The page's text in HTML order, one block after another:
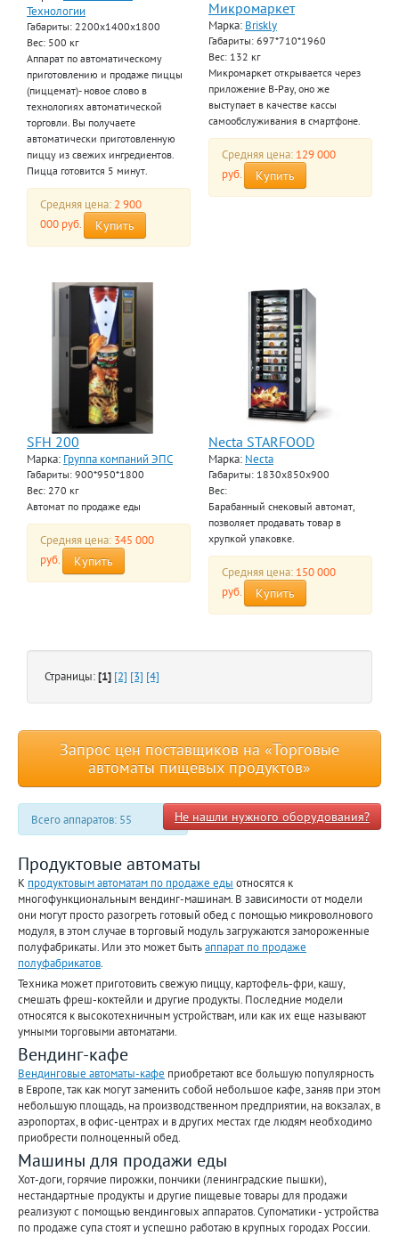
Технологии
Габариты: 2200х1400х1800
Вес: 500 кг
Аппарат по автоматическому
приготовлению и продаже пиццы
(пиццемат)- новое слово в
технологиях автоматической
торговли. Вы получаете
автоматически приготовленную
пиццу из свежих ингредиентов.
Пицца готовится 5 минут.
Средняя цена: 2 900
000 руб.
Купить
Микромаркет
Марка: Briskly
Габариты: 697*710*1960
Вес: 132 кг
Микромаркет открывается через
приложение B-Pay, оно же
выступает в качестве кассы
самообслуживания в смартфоне.
Средняя цена: 129 000
руб.
Купить
SFH 200
Марка: Группа компаний ЭПС
Габариты: 900*950*1800
Вес: 270 кг
Автомат по продаже еды
Средняя цена: 345 000
руб.
Купить
Necta STARFOOD
Марка: Necta
Габариты: 1830х850х900
Вес:
Барабанный снековый автомат,
позволяет продавать товар в
хрупкой упаковке.
Средняя цена: 150 000
руб.
Купить
Страницы:[1] [2] [3] [4]
Запрос цен поставщиков на «Торговые
автоматы пищевых продуктов»
Не нашли нужного оборудования?
Всего аппаратов: 55
Продуктовые автоматы
К продуктовым автоматам по продаже еды относятся к
многофункциональным вендинг-машинам. В зависимости от модели
они могут просто разогреть готовый обед с помощью микроволнового
модуля, в этом случае в торговый модуль загружаются замороженные
полуфабрикаты. Или это может бытьаппарат по продаже
полуфабрикатов.
Техника может приготовить свежую пиццу, картофель-фри, кашу,
смешать фреш-коктейли и другие продукты. Последние модели
относятся к высокотехничным устройствам, или как их еще называют
умными торговыми автоматами.
Вендинг-кафе
Вендинговые автоматы-кафе приобретают все большую популярность
в Европе, так как могут заменить собой небольшое кафе, заняв при этом
небольшую площадь, на производственном предприятии, на вокзалах, в
аэропортах, в офис-центрах и в других местах где людям необходимо
приобрести полноценный обед.
Машины для продажи еды
Хот-доги, горячие пирожки, пончики (ленинградские пышки),
нестандартные продукты и другие пищевые товары для продажи
реализуют с помощью вендинговых аппаратов. Супоматики - устройства
по продаже супа стоят и успешно работаю в крупных городах России.